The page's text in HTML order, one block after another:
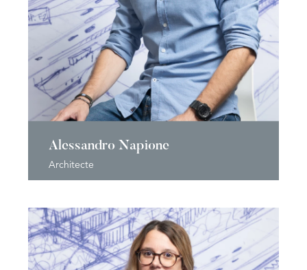
Alessandro Napione
Architecte